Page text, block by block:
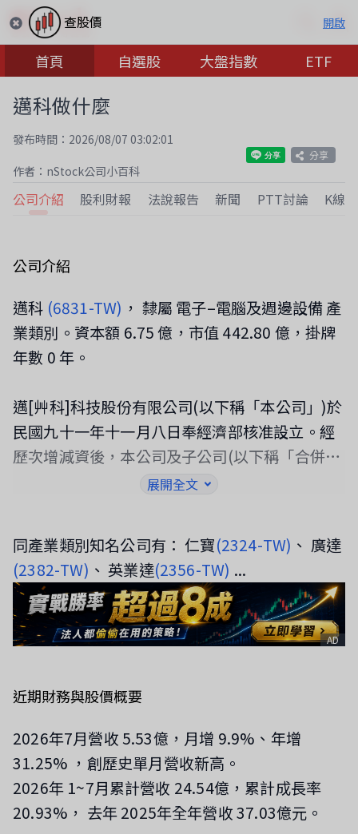
查股價 開啟
首頁 自選股 大盤指數 ETF
邁科做什麼
發布時間：2026/08/07 03:02:01
分享
作者：nStock公司小百科
公司介紹 股利財報 法說報告 新聞 PTT討論 K線
公司介紹
邁科 (6831-TW) ， 隸屬 電子–電腦及週邊設備 產
業類別。資本額 6.75 億，市值 442.80 億，掛牌
年數 0 年。
邁[艸科]科技股份有限公司(以下稱「本公司」)於
民國九十一年十一月八日奉經濟部核准設立。經
歷次增減資後，本公司及子公司(以下稱「合併公
司」)主要營業項目為從事均熱或散熱模組等電腦
展開全文
同產業類別知名公司有： 仁寶(2324-TW) 、 廣達
(2382-TW) 、 英業達(2356-TW) ...
AD
近期財務與股價概要
2026年7月營收 5.53億，月增 9.9%、年增
31.25% ，創歷史單月營收新高 。
2026年 1~7月累計營收 24.54億，累計成長率
20.93%， 去年 2025年全年營收 37.03億元。